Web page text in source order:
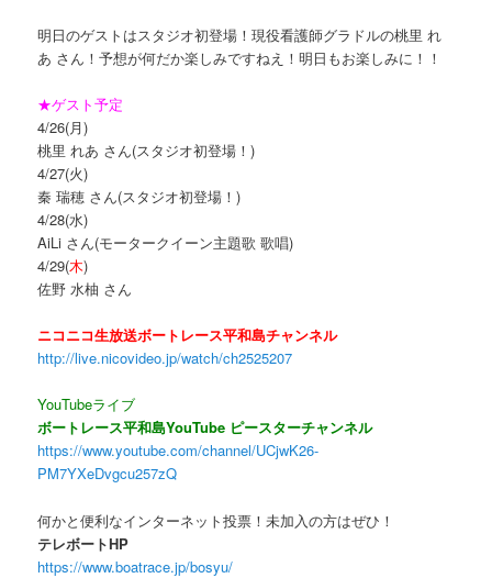
明日のゲストはスタジオ初登場！現役看護師グラドルの桃里 れ
あ さん！予想が何だか楽しみですねえ！明日もお楽しみに！！
★ゲスト予定
4/26(月)
桃里 れあ さん(スタジオ初登場！)
4/27(火)
秦 瑞穂 さん(スタジオ初登場！)
4/28(水)
AiLi さん(モータークイーン主題歌 歌唱)
4/29(木)
佐野 水柚 さん
ニコニコ生放送ボートレース平和島チャンネル
http://live.nicovideo.jp/watch/ch2525207
YouTubeライブ
ボートレース平和島YouTube ピースターチャンネル
https://www.youtube.com/channel/UCjwK26-
PM7YXeDvgcu257zQ
何かと便利なインターネット投票！未加入の方はぜひ！
テレボートHP
https://www.boatrace.jp/bosyu/